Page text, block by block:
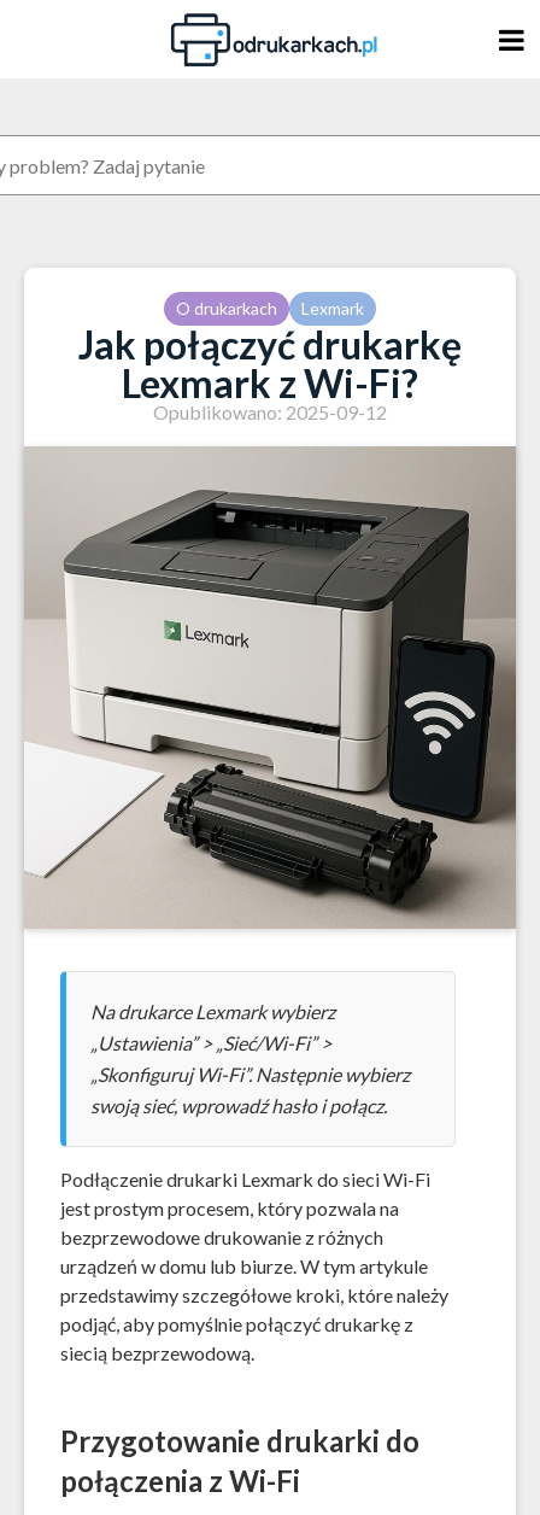
O drukarkach Lexmark
Jak połączyć drukarkę
Lexmark z Wi-Fi?
Opublikowano: 2025-09-12
Na drukarce Lexmark wybierz
„Ustawienia” > „Sieć/Wi-Fi” >
„Skonfiguruj Wi-Fi”. Następnie wybierz
swoją sieć, wprowadź hasło i połącz.
Podłączenie drukarki Lexmark do sieci Wi-Fi
jest prostym procesem, który pozwala na
bezprzewodowe drukowanie z różnych
urządzeń w domu lub biurze. W tym artykule
przedstawimy szczegółowe kroki, które należy
podjąć, aby pomyślnie połączyć drukarkę z
siecią bezprzewodową.
Przygotowanie drukarki do
połączenia z Wi-Fi